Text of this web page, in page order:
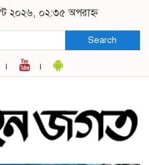
২০২৬, ০২:৩৫ অপরাহ্ন
Search